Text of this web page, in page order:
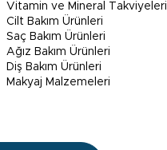
Vitamin ve Mineral Takviyeleri
Cilt Bakım Ürünleri
Saç Bakım Ürünleri
Ağız Bakım Ürünleri
Diş Bakım Ürünleri
Makyaj Malzemeleri